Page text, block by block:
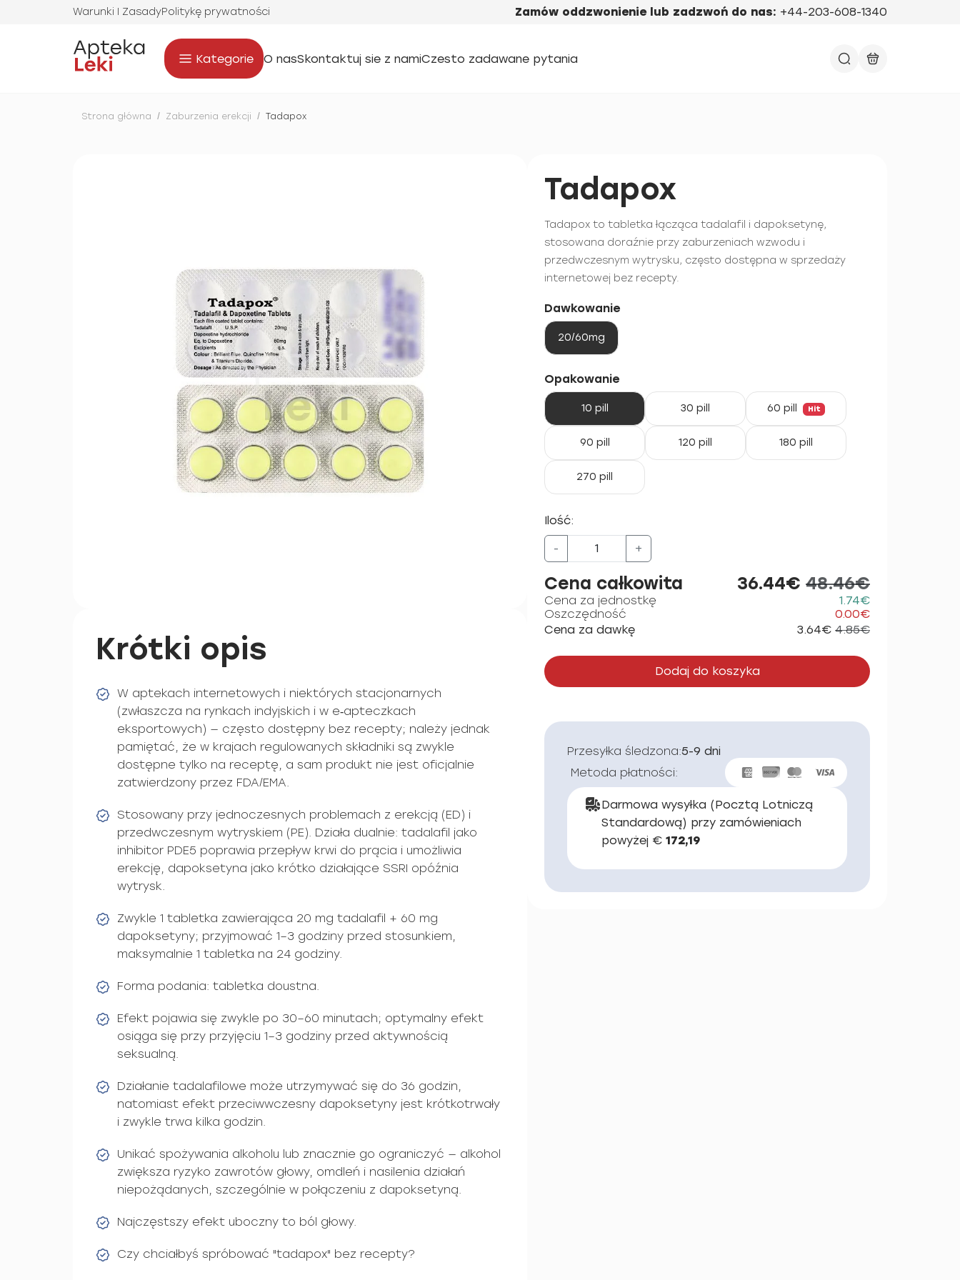
Warunki I ZasadyPolitykę prywatności Zamów oddzwonienie lub zadzwoń do nas: +44-203-608-1340
Kategorie O nasSkontaktuj sie z namiCzesto zadawane pytania
Strona główna / Zaburzenia erekcji / Tadapox
Krótki opis
W aptekach internetowych i niektórych stacjonarnych
(zwłaszcza na rynkach indyjskich i w e‑apteczkach
eksportowych) — często dostępny bez recepty; należy jednak
pamiętać, że w krajach regulowanych składniki są zwykle
dostępne tylko na receptę, a sam produkt nie jest oficjalnie
zatwierdzony przez FDA/EMA.
Stosowany przy jednoczesnych problemach z erekcją (ED) i
przedwczesnym wytryskiem (PE). Działa dualnie: tadalafil jako
inhibitor PDE5 poprawia przepływ krwi do prącia i umożliwia
erekcję, dapoksetyna jako krótko działające SSRI opóźnia
wytrysk.
Zwykle 1 tabletka zawierająca 20 mg tadalafil + 60 mg
dapoksetyny; przyjmować 1–3 godziny przed stosunkiem,
maksymalnie 1 tabletka na 24 godziny.
Forma podania: tabletka doustna.
Efekt pojawia się zwykle po 30–60 minutach; optymalny efekt
osiąga się przy przyjęciu 1–3 godziny przed aktywnością
seksualną.
Działanie tadalafilowe może utrzymywać się do 36 godzin,
natomiast efekt przeciwwczesny dapoksetyny jest krótkotrwały
i zwykle trwa kilka godzin.
Unikać spożywania alkoholu lub znacznie go ograniczyć — alkohol
zwiększa ryzyko zawrotów głowy, omdleń i nasilenia działań
niepożądanych, szczególnie w połączeniu z dapoksetyną.
Najczęstszy efekt uboczny to ból głowy.
Czy chciałbyś spróbować "tadapox" bez recepty?
Tadapox
Tadapox to tabletka łącząca tadalafil i dapoksetynę,
stosowana doraźnie przy zaburzeniach wzwodu i
przedwczesnym wytrysku, często dostępna w sprzedaży
internetowej bez recepty.
Dawkowanie
20/60mg
Opakowanie
10 pill 30 pill 60 pill Hit
90 pill 120 pill 180 pill
270 pill
Ilość:
- +
Cena całkowita 36.44€ 48.46€
Cena za jednostkę
1.74€
Oszczędność
0.00€
Cena za dawkę
3.64€ 4.85€
Dodaj do koszyka
Przesyłka śledzona:5-9 dni
Metoda płatności:
Darmowa wysyłka (Pocztą Lotniczą
Standardową) przy zamówieniach
powyżej € 172,19